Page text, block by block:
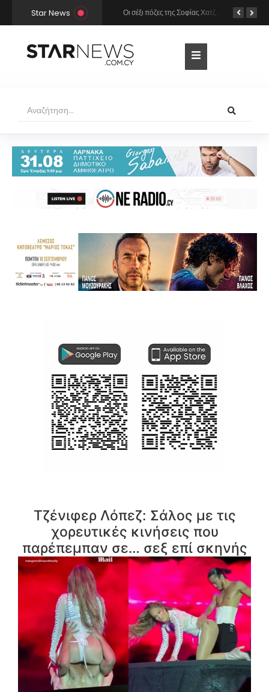
Star News
Τζένιφερ Λόπεζ: Σάλος με τις
χορευτικές κινήσεις που
παρέπεμπαν σε… σεξ επί σκηνής